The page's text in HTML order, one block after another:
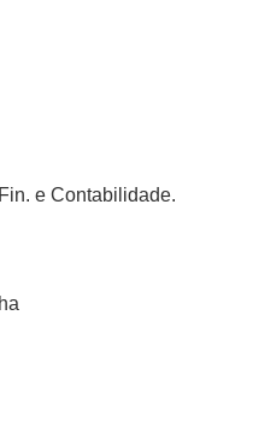
e Contabilidade.